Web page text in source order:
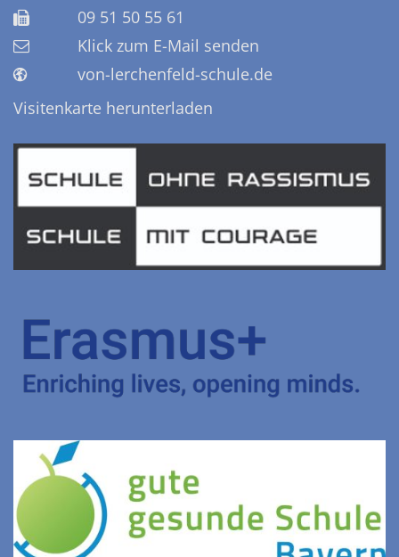
09 51 50 55 61
Klick zum E-Mail senden
von-lerchenfeld-schule.de
Visitenkarte herunterladen